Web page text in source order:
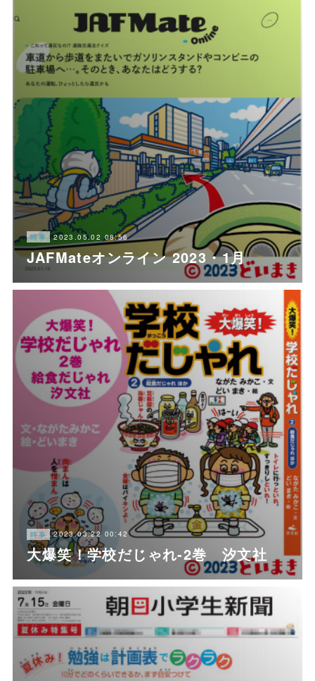
時事 2023.05.02 08:56
JAFMateオンライン 2023・1月
時事 2023.03.22 00:42
大爆笑！学校だじゃれ-2巻 汐文社